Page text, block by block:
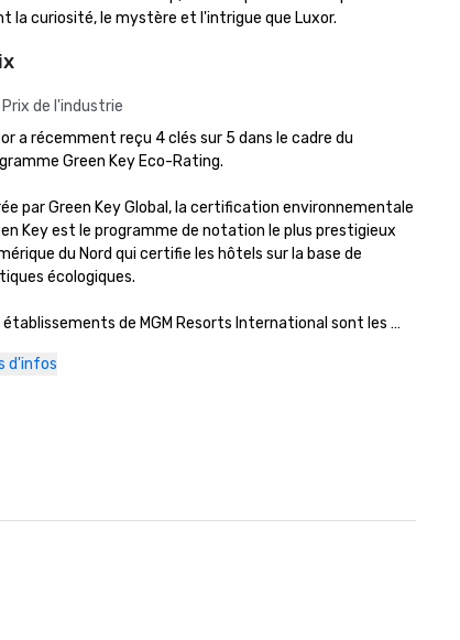
la curiosité, le mystère et l'intrigue que Luxor.
Prix de l'industrie
a récemment reçu 4 clés sur 5 dans le cadre du
Green Key Eco-Rating.
par Green Key Global, la certification environnementale
Key est le programme de notation le plus prestigieux
du Nord qui certifie les hôtels sur la base de
écologiques.
établissements de MGM Resorts International sont les
Michigan.
d'infos